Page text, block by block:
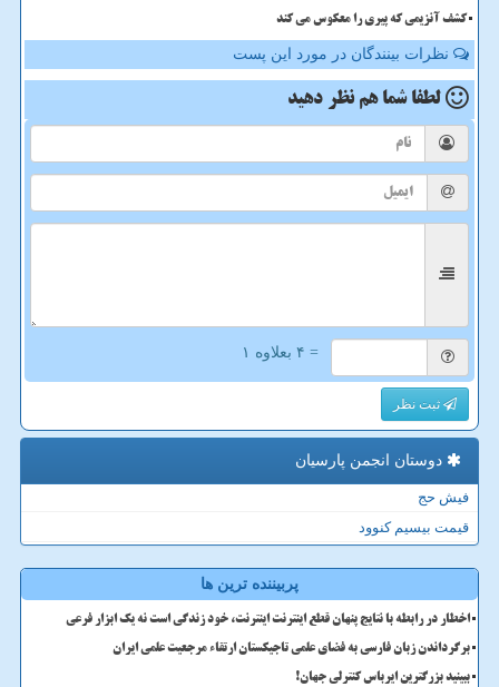
کشف آنزیمی که پیری را معکوس می کند
نظرات بینندگان در مورد این پست
لطفا شما هم نظر دهید
= ۴ بعلاوه ۱
ثبت نظر
دوستان انجمن پارسیان
فیش حج
قیمت بیسیم کنوود
پربیننده ترین ها
اخطار در رابطه با نتایج پنهان قطع اینترنت اینترنت، خود زندگی است نه یک ابزار فرعی
برگرداندن زبان فارسی به فضای علمی تاجیکستان ارتقاء مرجعیت علمی ایران
ببینید بزرگترین ایرباس کنترلی جهان!